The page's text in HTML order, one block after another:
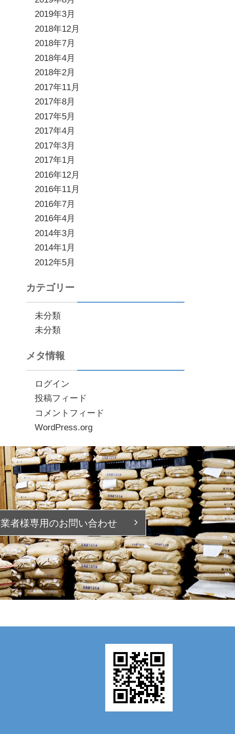
2019年3月
2018年12月
2018年7月
2018年4月
2018年2月
2017年11月
2017年8月
2017年5月
2017年4月
2017年3月
2017年1月
2016年12月
2016年11月
2016年7月
2016年4月
2014年3月
2014年1月
2012年5月
カテゴリー
未分類
未分類
メタ情報
ログイン
投稿フィード
コメントフィード
WordPress.org
業者様専用のお問い合わせ